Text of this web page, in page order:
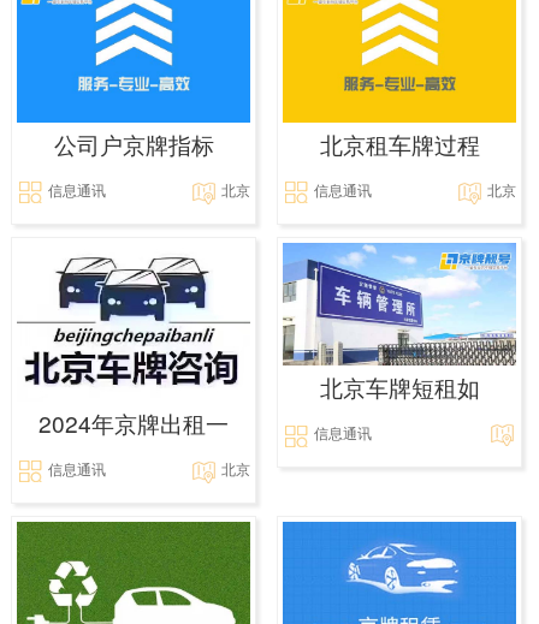
公司户京牌指标
信息通讯 北京
北京租车牌过程
信息通讯 北京
2024年京牌出租一
信息通讯 北京
北京车牌短租如
信息通讯